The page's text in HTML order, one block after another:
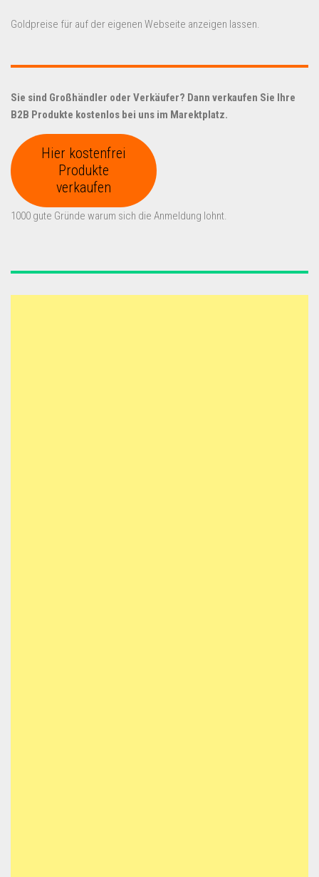
Goldpreise für auf der eigenen Webseite anzeigen lassen.
Sie sind Großhändler oder Verkäufer? Dann verkaufen Sie Ihre
B2B Produkte kostenlos bei uns im Marektplatz.
Hier kostenfrei
Produkte
verkaufen
1000 gute Gründe warum sich die Anmeldung lohnt.